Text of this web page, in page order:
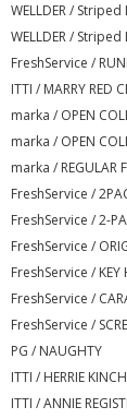
WELLDER /
WELLDER /
FreshService /
ITTI / MARRY RED
marka / OPEN
marka / OPEN
marka / REGULAR
FreshService /
FreshService / 2-
FreshService /
FreshService / KEY
FreshService /
FreshService /
PG / NAUGHTY
ITTI / HERRIE
ITTI / ANNIE